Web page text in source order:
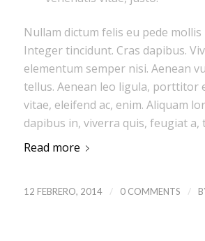
Nullam dictum felis eu pede
Integer tincidunt. Cras dapibus.
elementum semper nisi. Aenean
tellus. Aenean leo ligula, porttitor
vitae, eleifend ac, enim. Aliquam
dapibus in, viverra quis, feugiat a,
Read more
12 FEBRERO, 2014 / 0 COMMENTS /